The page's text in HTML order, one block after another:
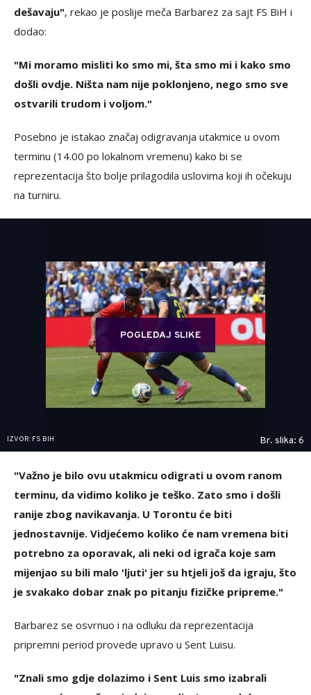
dešavaju", rekao je poslije meča Barbarez za sajt FS BiH i
dodao:
"Mi moramo misliti ko smo mi, šta smo mi i kako smo
došli ovdje. Ništa nam nije poklonjeno, nego smo sve
ostvarili trudom i voljom."
Posebno je istakao značaj odigravanja utakmice u ovom
terminu (14.00 po lokalnom vremenu) kako bi se
reprezentacija što bolje prilagodila uslovima koji ih očekuju
na turniru.
POGLEDAJ SLIKE
IZVOR: FS BIH Br. slika: 6
"Važno je bilo ovu utakmicu odigrati u ovom ranom
terminu, da vidimo koliko je teško. Zato smo i došli
ranije zbog navikavanja. U Torontu će biti
jednostavnije. Vidjećemo koliko će nam vremena biti
potrebno za oporavak, ali neki od igrača koje sam
mijenjao su bili malo 'ljuti' jer su htjeli još da igraju, što
je svakako dobar znak po pitanju fizičke pripreme."
Barbarez se osvrnuo i na odluku da reprezentacija
pripremni period provede upravo u Sent Luisu.
"Znali smo gdje dolazimo i Sent Luis smo izabrali